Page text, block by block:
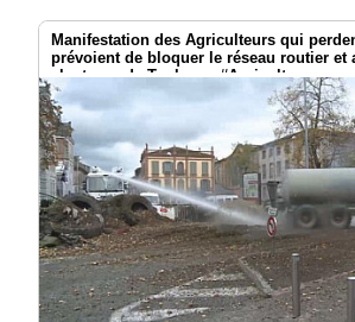
Manifestation des Agriculteurs qui
prévoient de bloquer le réseau routier et
alentours de Toulouse #Agriculteurs en